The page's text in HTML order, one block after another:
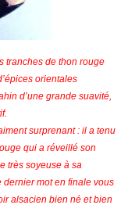
tranches de thon rouge
orientales
d’une grande suavité,
surprenant : il a tenu
qui a réveillé son
très soyeuse à sa
dernier mot en finale vous
alsacien bien né et bien